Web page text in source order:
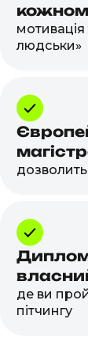
мотивація
людськи»
де ви
пітчингу